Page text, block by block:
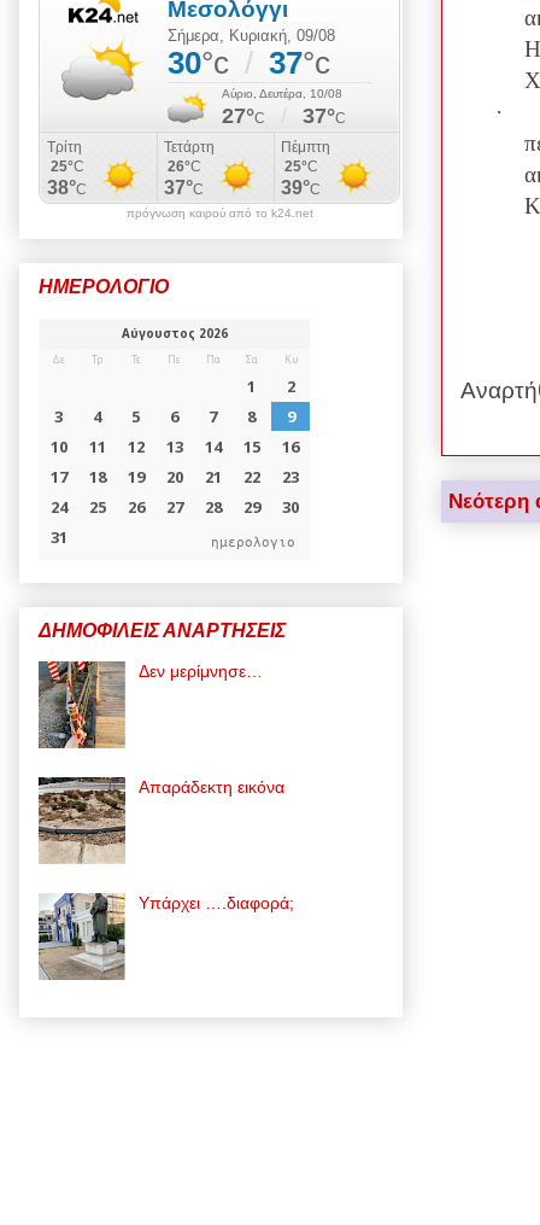
·
Νεότερη
πρόγνωση καιρού από το k24.net
ΗΜΕΡΟΛΟΓΙΟ
ημερολογιο
ΔΗΜΟΦΙΛΕΙΣ ΑΝΑΡΤΗΣΕΙΣ
Δεν μερίμνησε…
Απαράδεκτη εικόνα
Υπάρχει ….διαφορά;